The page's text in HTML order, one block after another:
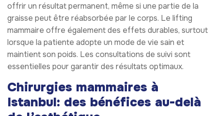
offrir un résultat permanent, même si une partie de la
graisse peut être réabsorbée par le corps. Le lifting
mammaire offre également des effets durables, surtout
lorsque la patiente adopte un mode de vie sain et
maintient son poids. Les consultations de suivi sont
essentielles pour garantir des résultats optimaux.
Chirurgies mammaires à
Istanbul: des bénéfices au-delà